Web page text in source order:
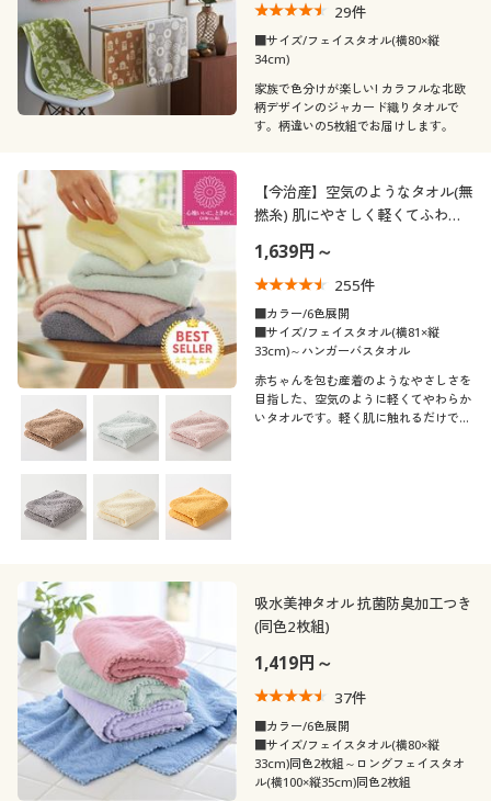
29件
■サイズ/フェイスタオル(横80×縦
34cm)
家族で色分けが楽しい! カラフルな北欧
柄デザインのジャカード織りタオルで
す。柄違いの5枚組でお届けします。
【今治産】空気のようなタオル(無
撚糸) 肌にやさしく軽くてふわふ
1,639円～
255件
■カラー/6色展開
■サイズ/フェイスタオル(横81×縦
33cm)～ハンガーバスタオル
赤ちゃんを包む産着のようなやさしさを
目指した、空気のように軽くてやわらか
いタオルです。軽く肌に触れるだけです
吸水美神タオル 抗菌防臭加工つき
(同色2枚組)
1,419円～
37件
■カラー/6色展開
■サイズ/フェイスタオル(横80×縦
33cm)同色2枚組～ロングフェイスタオ
ル(横100×縦35cm)同色2枚組